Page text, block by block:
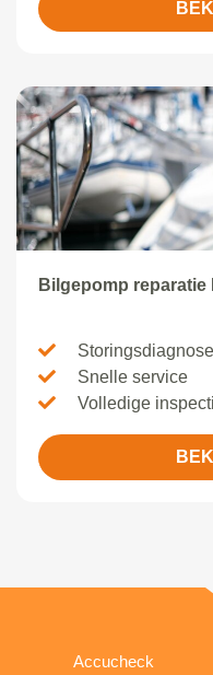
Bilgepomp
Storingsdiagnose
Snelle service
Volledige
Accucheck